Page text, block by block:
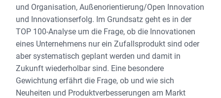
und Organisation, Außenorientierung/Open Innovation
und Innovationserfolg. Im Grundsatz geht es in der
TOP 100-Analyse um die Frage, ob die Innovationen
eines Unternehmens nur ein Zufallsprodukt sind oder
aber systematisch geplant werden und damit in
Zukunft wiederholbar sind. Eine besondere
Gewichtung erfährt die Frage, ob und wie sich
Neuheiten und Produktverbesserungen am Markt